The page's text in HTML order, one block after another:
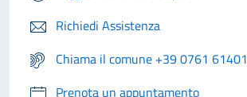
Richiedi Assistenza
Chiama il comune +39 0761 61401
Prenota un appuntamento